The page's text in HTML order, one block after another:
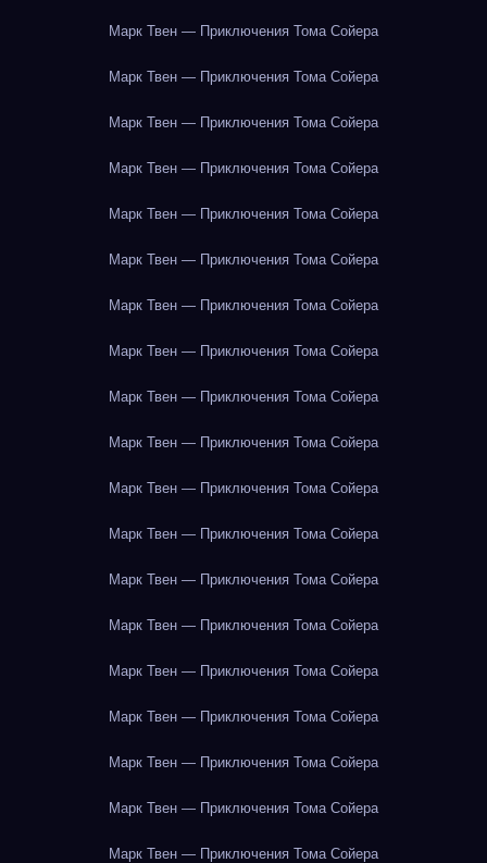
Марк Твен — Приключения Тома Сойера
Марк Твен — Приключения Тома Сойера
Марк Твен — Приключения Тома Сойера
Марк Твен — Приключения Тома Сойера
Марк Твен — Приключения Тома Сойера
Марк Твен — Приключения Тома Сойера
Марк Твен — Приключения Тома Сойера
Марк Твен — Приключения Тома Сойера
Марк Твен — Приключения Тома Сойера
Марк Твен — Приключения Тома Сойера
Марк Твен — Приключения Тома Сойера
Марк Твен — Приключения Тома Сойера
Марк Твен — Приключения Тома Сойера
Марк Твен — Приключения Тома Сойера
Марк Твен — Приключения Тома Сойера
Марк Твен — Приключения Тома Сойера
Марк Твен — Приключения Тома Сойера
Марк Твен — Приключения Тома Сойера
Марк Твен — Приключения Тома Сойера